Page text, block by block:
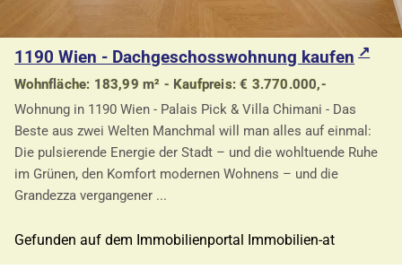
1190 Wien - Dachgeschosswohnung kaufen
Wohnfläche: 183,99 m² - Kaufpreis: € 3.770.000,-
Wohnung in 1190 Wien - Palais Pick & Villa Chimani - Das
Beste aus zwei Welten Manchmal will man alles auf einmal:
Die pulsierende Energie der Stadt – und die wohltuende Ruhe
im Grünen, den Komfort modernen Wohnens – und die
Grandezza vergangener ...
Gefunden auf dem Immobilienportal Immobilien-at